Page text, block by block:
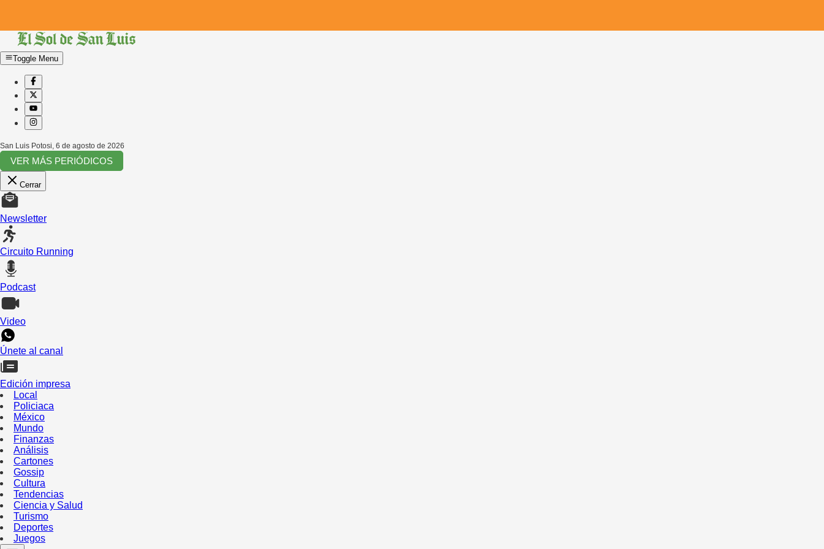
Toggle Menu
San Luis Potosi 6 de agosto de 2026
VER MÁS PERIÓDICOS
Cerrar
Newsletter
Circuito Running
Podcast
Video
Únete al canal
Edición impresa
Local
Policiaca
México
Mundo
Finanzas
Análisis
Cartones
Gossip
Cultura
Tendencias
Ciencia y Salud
Turismo
Deportes
Juegos